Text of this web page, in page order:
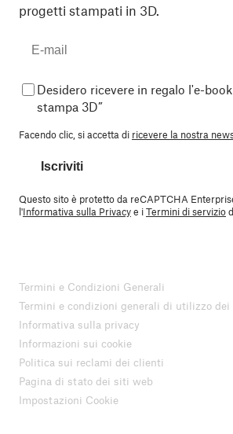
progetti stampati in 3D.
Desidero ricevere in regalo l'e-
stampa 3D”
Facendo clic, si accetta di ricevere la nostra
Iscriviti
Questo sito è protetto da reCAPTCHA
l'Informativa sulla Privacye iTermini di servizio
Termini e Condizioni Generali
Termini e condizioni generali di utilizzo dei
Informativa sulla privacy
Informazioni sui cookie
Politica sui reclami dei clienti
Pagina di stato dei siti web
Impostazioni Cookie